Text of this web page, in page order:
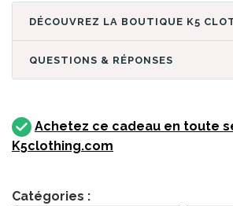
DÉCOUVREZ LA
QUESTIONS & RÉPONSES
Achetez ce cadeau en toute
K5clothing.com
Catégories :